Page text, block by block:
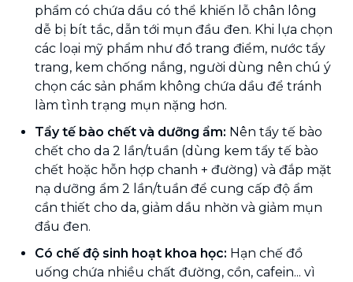
phẩm có chứa dầu có thể khiến lỗ chân lông
dễ bị bít tắc, dẫn tới mụn đầu đen. Khi lựa chọn
các loại mỹ phẩm như đồ trang điểm, nước tẩy
trang, kem chống nắng, người dùng nên chú ý
chọn các sản phẩm không chứa dầu để tránh
làm tình trạng mụn nặng hơn.
Tẩy tế bào chết và dưỡng ẩm: Nên tẩy tế bào
chết cho da 2 lần/tuần (dùng kem tẩy tế bào
chết hoặc hỗn hợp chanh + đường) và đắp mặt
nạ dưỡng ẩm 2 lần/tuần để cung cấp độ ẩm
cần thiết cho da, giảm dầu nhờn và giảm mụn
đầu đen.
Có chế độ sinh hoạt khoa học: Hạn chế đồ
uống chứa nhiều chất đường, cồn, cafein... vì